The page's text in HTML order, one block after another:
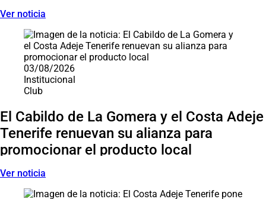
Ver noticia
03/08/2026
Institucional
Club
El Cabildo de La Gomera y el Costa Adeje
Tenerife renuevan su alianza para
promocionar el producto local
Ver noticia